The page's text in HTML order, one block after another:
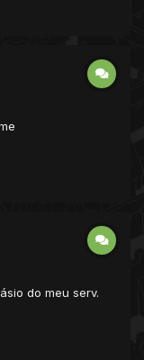
do meu serv.